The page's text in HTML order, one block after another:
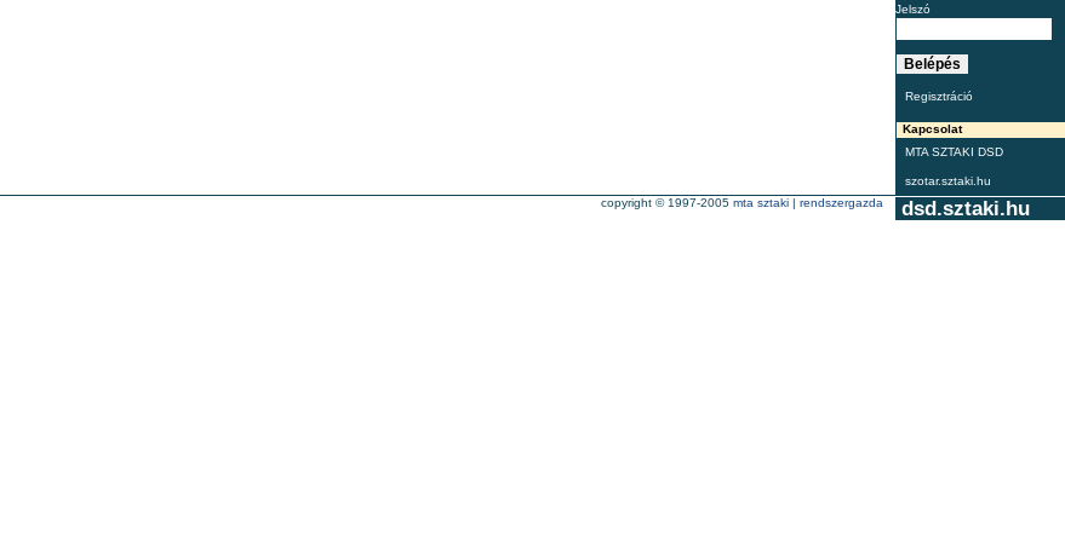
Jelszó
Regisztráció
Kapcsolat
MTA SZTAKI DSD
szotar.sztaki.hu
dsd.sztaki.hu
copyright © 1997-2005 mta sztaki | rendszergazda